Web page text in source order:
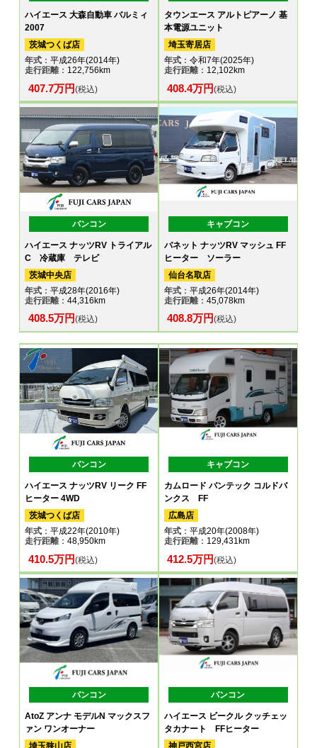
ハイエース 大森自動車 バルミィ
2007
茨城つくば店
年式 ：平成26年(2014年)
走行距離：122,756km
407.7万円(税込)
タウンエース アルトピアーノ 基
本電源ユニット
埼玉寄居店
年式：令和7年(2025年)
走行距離：12,102km
408.4万円(税込)
バンコン
ハイエース ナッツRV トライアル
C 冷蔵庫 テレビ
茨城中央店
年式 ：平成28年(2016年)
走行距離：44,316km
408.5万円(税込)
キャブコン
バネット ナッツRV マッシュ FF
ヒーター ソーラー
仙台名取店
年式：平成26年(2014年)
走行距離：45,078km
408.8万円(税込)
バンコン
ハイエース ナッツRV リーク FF
ヒーター 4WD
茨城つくば店
年式 ：平成22年(2010年)
走行距離：48,950km
410.5万円(税込)
キャブコン
カムロード バンテック コルドバ
ンクス FF
広島店
年式：平成20年(2008年)
走行距離：129,431km
412.5万円(税込)
バンコン
AtoZ アンナ モデルN マックスフ
ァン ワンオーナー
埼玉狭山店
バンコン
ハイエース ビークル クッチェッ
タカナート FFヒーター
神戸西宮店